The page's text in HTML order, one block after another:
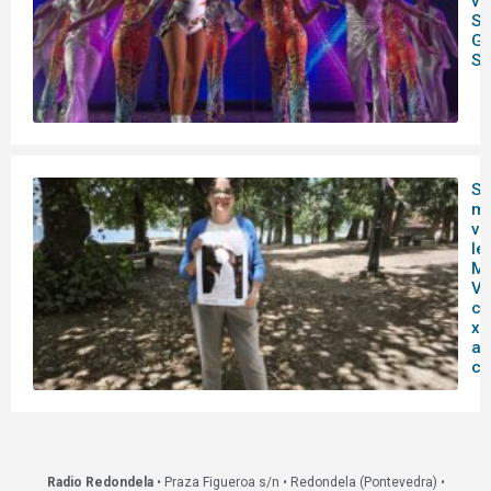
Radio Redondela• Praza Figueroa s/n • Redondela (Pontevedra) •